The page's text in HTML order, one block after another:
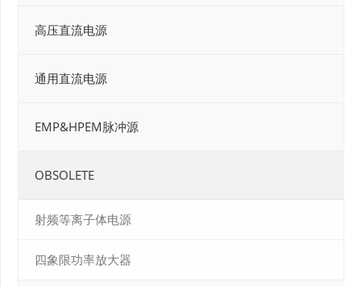
高压直流电源
通用直流电源
EMP&HPEM脉冲源
OBSOLETE
射频等离子体电源
四象限功率放大器